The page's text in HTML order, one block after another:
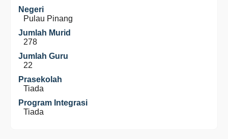
Negeri
Pulau Pinang
Jumlah Murid
278
Jumlah Guru
22
Prasekolah
Tiada
Program Integrasi
Tiada